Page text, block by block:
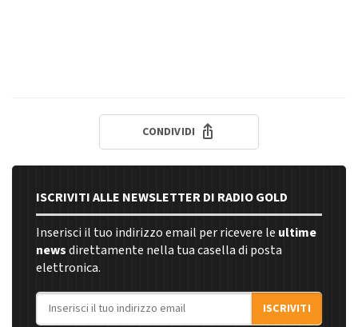
CONDIVIDI
ISCRIVITI ALLE NEWSLETTER DI RADIO GOLD
Inserisci il tuo indirizzo email per ricevere le ultime
newsdirettamente nella tua casella di posta
elettronica.
Indirizzo email
ISCRIVITI